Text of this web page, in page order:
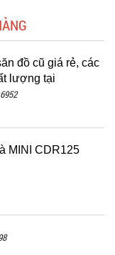
đồ cũ giá rẻ, các
lượng tại
6952
MINI CDR125